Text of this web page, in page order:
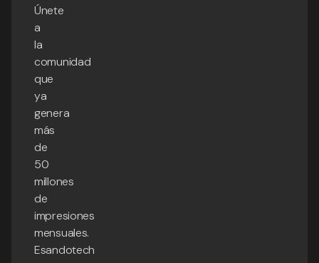
Únete
a
la
comunidad
que
ya
genera
más
de
50
millones
de
impresiones
mensuales.
Esandotech